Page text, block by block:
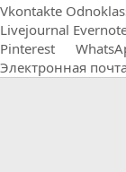
Vkontakte
Livejournal
Pinterest
Электронная